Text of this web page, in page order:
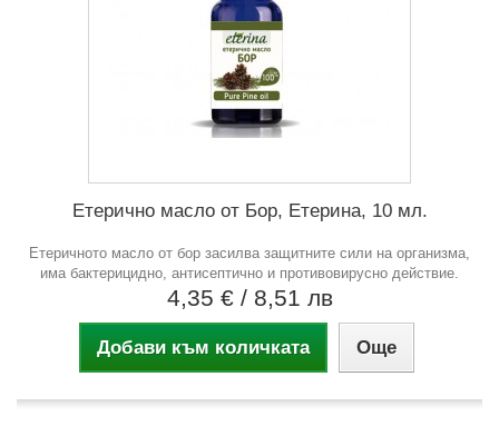
Етерично масло от Бор, Етерина, 10 мл.
Етеричното масло от бор засилва защитните сили на организма,
има бактерицидно, антисептично и противовирусно действие.
4,35 € / 8,51 лв
Добави към количката Още